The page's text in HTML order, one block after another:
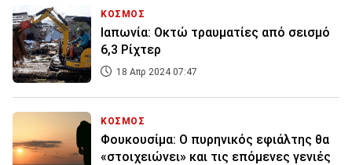
ΚΟΣΜΟΣ
Ιαπωνία: Οκτώ τραυματίες από σεισμό
6,3 Ρίχτερ
18 Απρ 2024 07:47
ΚΟΣΜΟΣ
Φουκουσίμα: Ο πυρηνικός εφιάλτης θα
«στοιχειώνει» και τις επόμενες γενιές